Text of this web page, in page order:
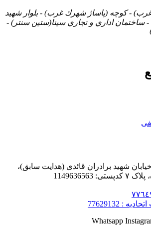
- كوچه (پاساژ شهرك غرب) - بلوار شهيد
اداري و تجاري سينا(ستين سنتر) -
شهید برادران قائدی (هدایت سابق)،
: 77629132
Whatsapp